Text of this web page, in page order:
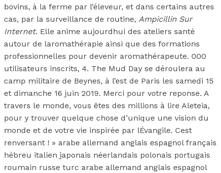
bovins, à la ferme par l’éleveur, et dans certains autres
cas, par la surveillance de routine, Ampicillin Sur
Internet. Elle anime aujourdhui des ateliers santé
autour de laromathérapie ainsi que des formations
professionnelles pour devenir aromathérapeute. 000
utilisateurs inscrits, 4. The Mud Day se déroulera au
camp militaire de Beynes, à l’est de Paris les samedi 15
et dimanche 16 juin 2019. Merci pour votre reponse. A
travers le monde, vous êtes des millions à lire Aleteia,
pour y trouver quelque chose d’unique une vision du
monde et de votre vie inspirée par lÉvangile. Cest
renversant ! » arabe allemand anglais espagnol français
hébreu italien japonais néerlandais polonais portugais
roumain russe turc arabe allemand anglais espagnol